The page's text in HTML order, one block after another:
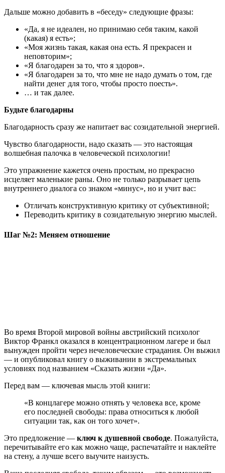
Дальше можно добавить в «беседу» следующие фразы:
«Да, я не идеален, но принимаю себя таким, какой
(какая) я есть»;
«Моя жизнь такая, какая она есть. Я прекрасен и
неповторим»;
«Я благодарен за то, что я здоров».
«Я благодарен за то, что мне не надо думать о том, где
найти денег для того, чтобы просто поесть».
… и так далее.
Будьте благодарны
Благодарность сразу же напитает вас созидательной энергией.
Чувство благодарности, надо сказать — это настоящая
волшебная палочка в человеческой психологии!
Это упражнение кажется очень простым, но прекрасно
исцеляет маленькие раны. Оно не только разрывает цепь
внутреннего диалога со знаком «минус», но и учит вас:
Отличать конструктивную критику от субъективной;
Переводить критику в созидательную энергию мыслей.
Шаг №2: Меняем отношение
Во время Второй мировой войны австрийский психолог
Виктор Франкл оказался в концентрационном лагере и был
вынужден пройти через нечеловеческие страдания. Он выжил
— и опубликовал книгу о выживании в экстремальных
условиях под названием «Сказать жизни «Да».
Перед вам — ключевая мысль этой книги:
«В концлагере можно отнять у человека все, кроме
его последней свободы: права относиться к любой
ситуации так, как он того хочет».
Это предложение — ключ к душевной свободе. Пожалуйста,
перечитывайте его как можно чаще, распечатайте и наклейте
на стену, а лучше всего выучите наизусть.